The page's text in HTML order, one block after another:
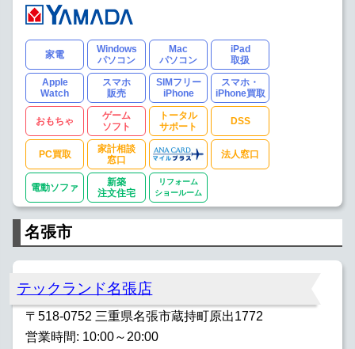
家電
Windows
パソコン
Mac
パソコン
iPad
取扱
Apple
Watch
スマホ
販売
SIMフリー
iPhone
スマホ・
iPhone買取
おもちゃ
ゲーム
ソフト
トータル
サポート
DSS
PC買取
家計相談
窓口
法人窓口
電動ソファ
新築
注文住宅
リフォーム
ショールーム
名張市
テックランド名張店
〒518-0752 三重県名張市蔵持町原出1772
営業時間: 10:00～20:00